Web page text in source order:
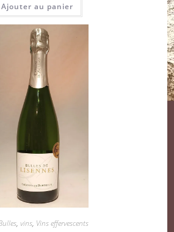
Ajouter au panier
, vins, Vins effervescents